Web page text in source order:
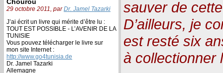
29 octobre 2011, parDr. Jamel Tazarki
J’ai écrit un livre qui mérite d’être lu :
TOUT EST POSSIBLE - L’AVENIR DE LA
TUNISIE
Vous pouvez télécharger le livre sur
mon site Internet :
http://www.go4tunisia.de
Dr. Jamel Tazarki
Allemagne
sauver de
D’ailleurs, je
est resté six
à collectionner